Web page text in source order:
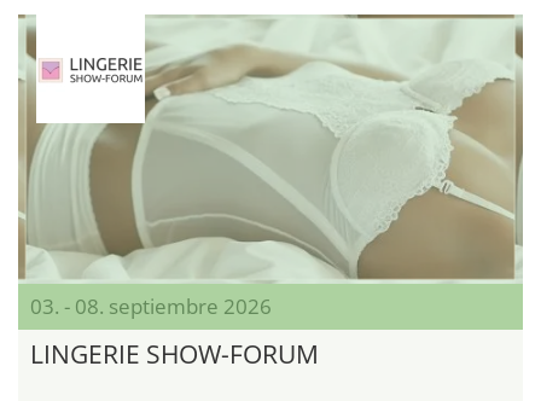
03. - 08. septiembre 2026
LINGERIE SHOW-FORUM